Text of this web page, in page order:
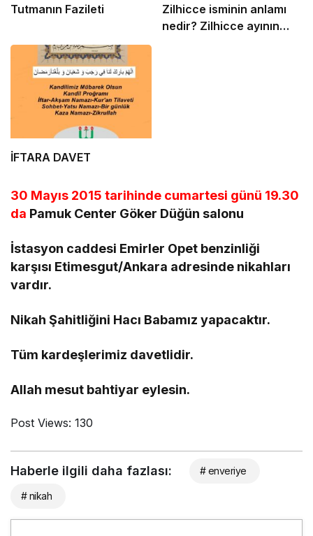
Tutmanın Fazileti
Zilhicce isminin anlamı
nedir? Zilhicce ayının
İFTARA DAVET
30 Mayıs 2015 tarihinde cumartesi günü 19.30
da Pamuk Center Göker Düğün salonu
İstasyon caddesi Emirler Opet benzinliği
karşısı Etimesgut/Ankara adresinde nikahları
vardır.
Nikah Şahitliğini Hacı Babamız yapacaktır.
Tüm kardeşlerimiz davetlidir.
Allah mesut bahtiyar eylesin.
Post Views: 130
Haberle ilgili daha fazlası: # enveriye
# nikah